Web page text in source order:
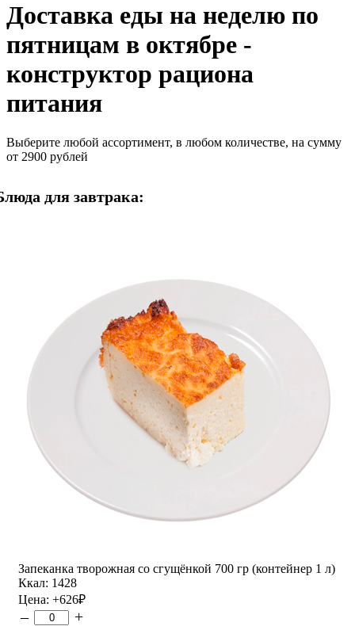
Доставка еды на неделю по
пятницам в октябре -
конструктор рациона
питания
Выберите любой ассортимент, в любом количестве, на сумму
от 2900 рублей
для завтрака:
Запеканка творожная со сгущёнкой 700 гр (контейнер 1 л)
Ккал: 1428
Цена: +626₽
– +